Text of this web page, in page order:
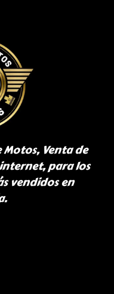
Motos, Venta de
para los
vendidos en